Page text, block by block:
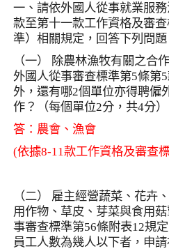
一、請依外國人從事就業服
款至第十一款工作資格及審
準）相關規定，回答下列問題
（一） 除農林漁牧有關之合
外國人從事審查標準第5條第5
外，還有哪2個單位亦得聘僱
作？（每個單位2分，共4分）
答：農會、漁會
(依據8-11款工作資格及審查
（二） 雇主經營蔬菜、花卉
用作物、草皮、芽菜與食用
事審查標準第56條附表12規
員工人數為幾人以下者，申